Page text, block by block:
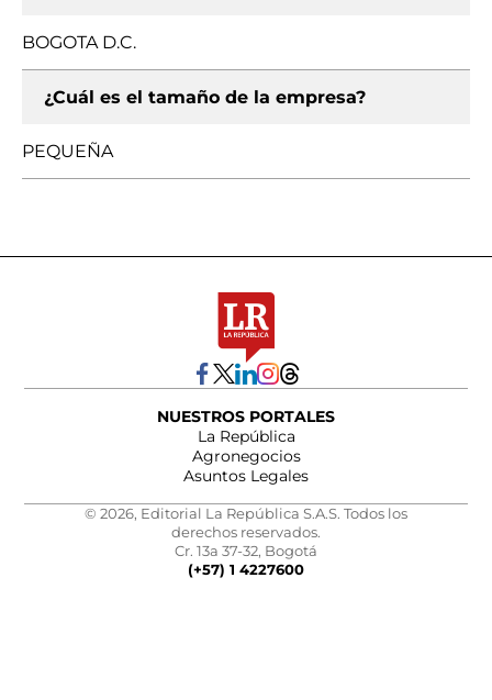
BOGOTA D.C.
¿Cuál es el tamaño de la empresa?
PEQUEÑA
NUESTROS PORTALES
La República
Agronegocios
Asuntos Legales
© 2026, Editorial La República S.A.S. Todos los
derechos reservados.
Cr. 13a 37-32, Bogotá
(+57) 1 4227600